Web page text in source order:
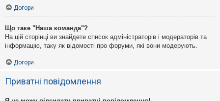
Догори
Що таке "Наша команда"?
На цій сторінці ви знайдете список адміністраторів і модераторів та
інформацію, таку як відомості про форуми, які вони модерують.
Догори
Приватні повідомлення